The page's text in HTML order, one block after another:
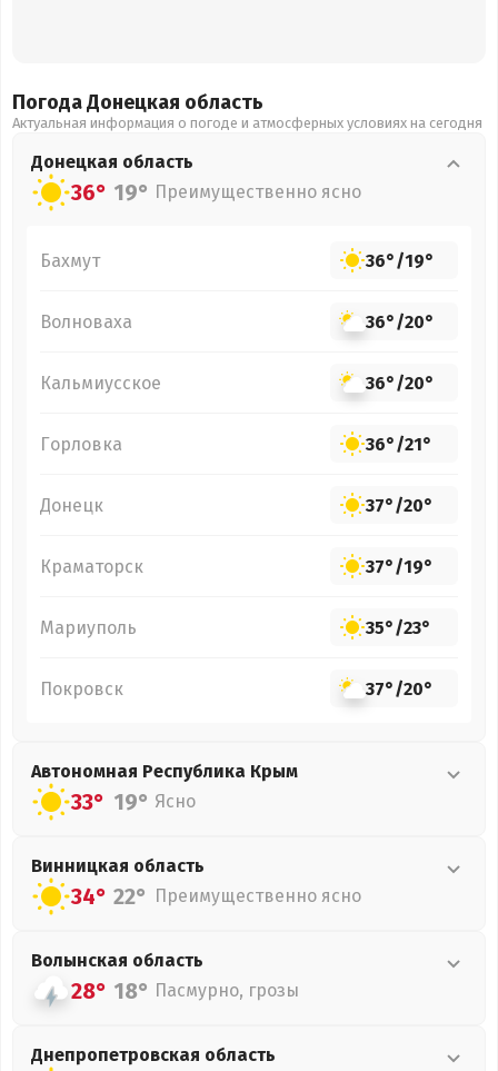
Погода Донецкая область
Актуальная информация о погоде и атмосферных условиях на сегодня
Донецкая область
36° 19° Преимущественно ясно
Бахмут 36°/19°
Волноваха 36°/20°
Кальмиусское 36°/20°
Горловка 36°/21°
Донецк 37°/20°
Краматорск 37°/19°
Мариуполь 35°/23°
Покровск 37°/20°
Автономная Республика Крым
33° 19° Ясно
Винницкая область
34° 22° Преимущественно ясно
Волынская область
28° 18° Пасмурно, грозы
Днепропетровская область